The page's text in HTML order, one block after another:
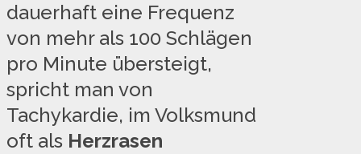
dauerhaft eine Frequenz
von mehr als 100 Schlägen
pro Minute übersteigt,
spricht man von
Tachykardie, im Volksmund
oft als Herzrasen